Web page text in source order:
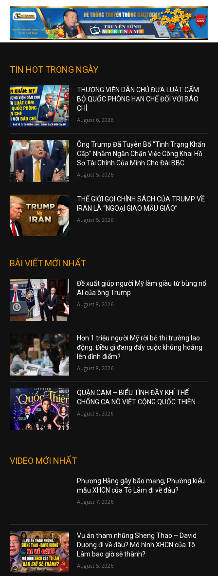
TIN HOT TRONG NGÀY
THƯỢNG VIỆN DÂN CHỦ ĐƯA LUẬT CẤM
BỘ QUỐC PHÒNG HẠN CHẾ ĐỐI VỚI BÁO
CHÍ
August 6, 2026
Ông Trump Đã Tuyên Bố “Tình Trạng Khẩn
Cấp” Nhằm Ngăn Chặn Việc Công Khai Hồ
Sơ Tài Chính Của Mình Cho Đài BBC
August 5, 2026
THẾ GIỚI GỌI CHÍNH SÁCH CỦA TRUMP VỀ
IRAN LÀ “NGOẠI GIAO MẪU GIÁO”
August 5, 2026
BÀI VIẾT MỚI NHẤT
Đề xuất giúp người Mỹ làm giàu từ bùng nổ
AI của ông Trump
August 8, 2026
Hơn 1 triệu người Mỹ rời bỏ thị trường lao
động: Điều gì đang đẩy cuộc khủng hoảng
lên đỉnh điểm?
August 8, 2026
QUẬN CAM – BIỂU TÌNH ĐẦY KHÍ THẾ
CHỐNG CA NÔ VIỆT CỘNG QUỐC THIÊN
August 8, 2026
VIDEO MỚI NHẤT
Phương Hằng gây bão mạng, Phường kiểu
mẫu XHCN của Tô Lâm đi về đâu?
August 7, 2026
Vụ án tham nhũng Sheng Thao – David
Duong đi về đâu? Mô hình XHCN của Tô
Lâm bao giờ sẽ thành?
August 5, 2026